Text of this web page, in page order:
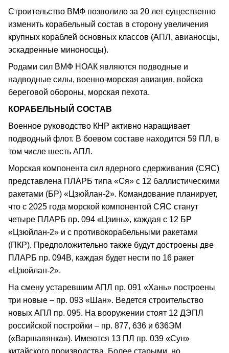
Строительство ВМФ позволило за 20 лет существенно
изменить корабельный состав в сторону увеличения
крупных кораблей основных классов (АПЛ, авианосцы,
эскадренные миноносцы).
Родами сил ВМФ НОАК являются подводные и
надводные силы, военно-морская авиация, войска
береговой обороны, морская пехота.
КОРАБЕЛЬНЫЙ СОСТАВ
Военное руководство КНР активно наращивает
подводный флот. В боевом составе находится 59 ПЛ, в
том числе шесть АПЛ.
Морская компонента сил ядерного сдерживания (СЯС)
представлена ПЛАРБ типа «Ся» с 12 баллистическими
ракетами (БР) «Цзюйлан-2». Командование планирует,
что с 2025 года морской компонентой СЯС станут
четыре ПЛАРБ пр. 094 «Цзинь», каждая с 12 БР
«Цзюйлан-2» и с противокорабельными ракетами
(ПКР). Предположительно также будут достроены две
ПЛАРБ пр. 094В, каждая будет нести по 16 ракет
«Цзюйлан-2».
На смену устаревшим АПЛ пр. 091 «Хань» построены
три новые – пр. 093 «Шан». Ведется строительство
новых АПЛ пр. 095. На вооружении стоят 12 ДЭПЛ
российской постройки – пр. 877, 636 и 636ЭМ
(«Варшавянка»). Имеются 13 ПЛ пр. 039 «Сун»
китайского производства. Более старыми, но